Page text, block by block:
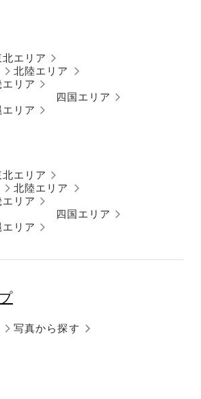
北エリア
北陸エリア
エリア
四国エリア
エリア
北エリア
北陸エリア
エリア
四国エリア
エリア
写真から探す